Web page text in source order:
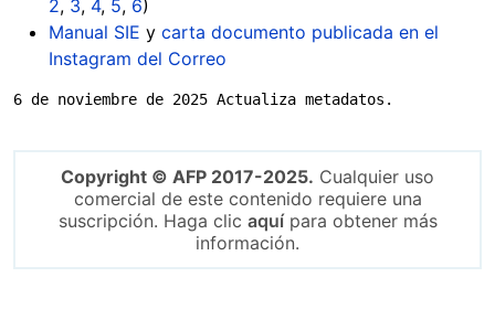
2, 3, 4, 5, 6)
Manual SIE y carta documento publicada en el
Instagram del Correo
6 de noviembre de 2025 Actualiza metadatos.
Copyright © AFP 2017-2025. Cualquier uso
comercial de este contenido requiere una
suscripción. Haga clic aquípara obtener más
información.